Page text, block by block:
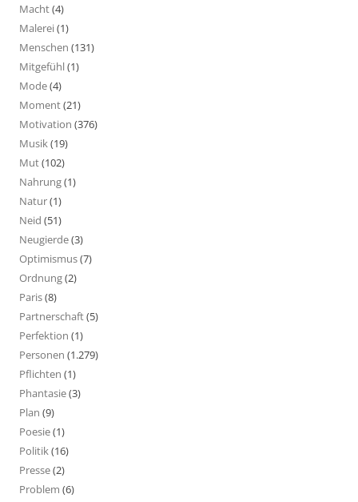
Macht(4)
Malerei(1)
Menschen (131)
Mitgefühl(1)
Mode(4)
Moment(21)
Motivation (376)
Musik(19)
Mut(102)
Nahrung(1)
Natur(1)
Neid (51)
Neugierde(3)
Optimismus(7)
Ordnung(2)
Paris(8)
Partnerschaft(5)
Perfektion (1)
Personen (1.279)
Pflichten (1)
Phantasie(3)
Plan (9)
Poesie(1)
Politik(16)
Presse(2)
Problem (6)